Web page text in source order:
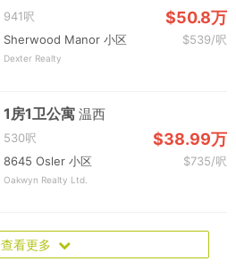
941呎 $50.8万
Sherwood Manor 小区 $539/呎
Dexter Realty
1房1卫公寓温西
530呎 $38.99万
8645 Osler 小区 $735/呎
Oakwyn Realty Ltd.
查看更多